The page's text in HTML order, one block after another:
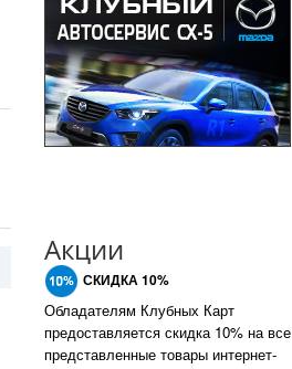
Акции
СКИДКА 10%
Обладателям Клубных Карт
предоставляется скидка 10% на все
представленные товары интернет-